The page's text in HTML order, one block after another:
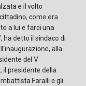
e il volto
come era
a lui e farci una
ha detto il sindaco di
alla
del V
il presidente della
Faralli e gli